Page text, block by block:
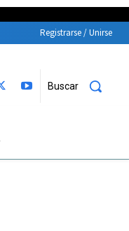
Registrarse / Unirse
Buscar